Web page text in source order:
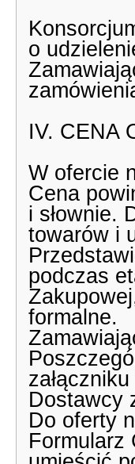
o
IV. CENA
W ofercie
Cena
i słownie.
towarów i
podczas
formalne.
Dostawcy
Do oferty
Formularz